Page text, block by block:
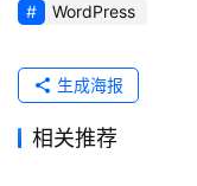
件
用
WordPress
生成海报
相关推荐